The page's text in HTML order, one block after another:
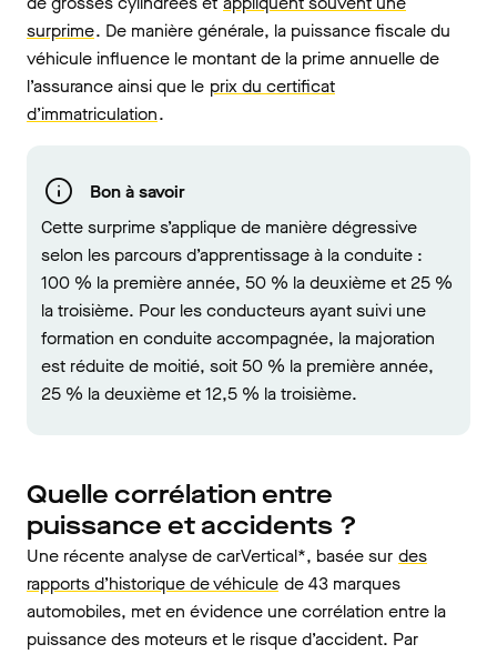
surprime. De manière générale, la puissance fiscale du
véhicule influence le montant de la prime annuelle de
l’assurance ainsi que le prix du certificat
d’immatriculation.
Bon à savoir
Cette surprime s’applique de manière dégressive
selon les parcours d’apprentissage à la conduite :
100 % la première année, 50 % la deuxième et 25 %
la troisième. Pour les conducteurs ayant suivi une
formation en conduite accompagnée, la majoration
est réduite de moitié, soit 50 % la première année,
25 % la deuxième et 12,5 % la troisième.
Quelle corrélation entre
puissance et accidents ?
Une récente analyse de carVertical*, basée sur des
rapports d’historique de véhicule de 43 marques
automobiles, met en évidence une corrélation entre la
puissance des moteurs et le risque d’accident. Par